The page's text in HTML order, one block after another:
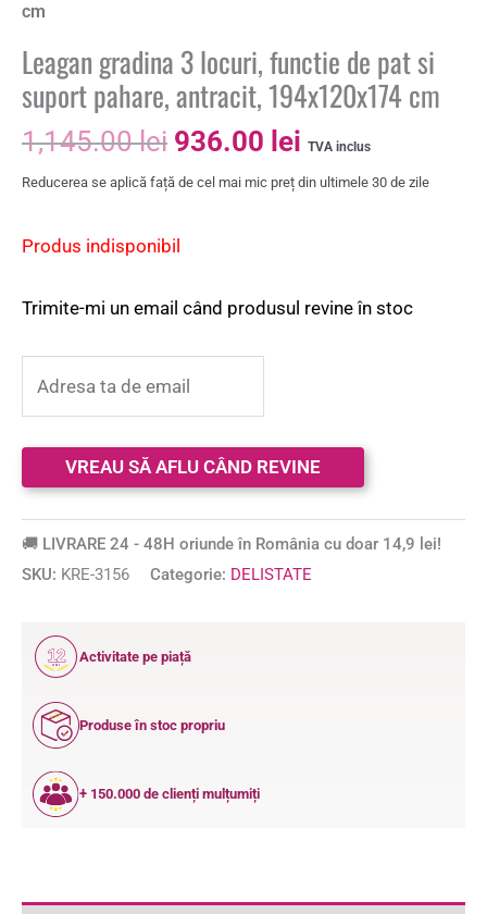
cm
Leagan gradina 3 locuri, functie de pat si
suport pahare, antracit, 194x120x174 cm
1,145.00lei 936.00 lei TVA inclus
Reducerea se aplică față de cel mai mic preț din ultimele 30 de zile
Produs indisponibil
Trimite-mi un email când produsul revine în stoc
🚚 LIVRARE 24 - 48H oriunde în România cu doar 14,9 lei!
SKU: KRE-3156 Categorie: DELISTATE
12
ANI
Activitate pe piață
Produse în stoc propriu
+ 150.000 de clienți mulțumiți